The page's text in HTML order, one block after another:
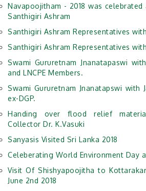
Navapoojitham - 2018 was
Santhigiri Ashram
Santhigiri Ashram Representatives
Santhigiri Ashram Representatives
Swami Gururetnam Jnanatapaswi
and LNCPE Members.
Swami Gururetnam Jnanatapswi with
ex-DGP.
Handing over flood relief
Collector Dr. K.Vasuki
Sanyasis Visited Sri Lanka 2018
Celeberating World Environment Day
Visit Of Shishyapoojitha to
June 2nd 2018